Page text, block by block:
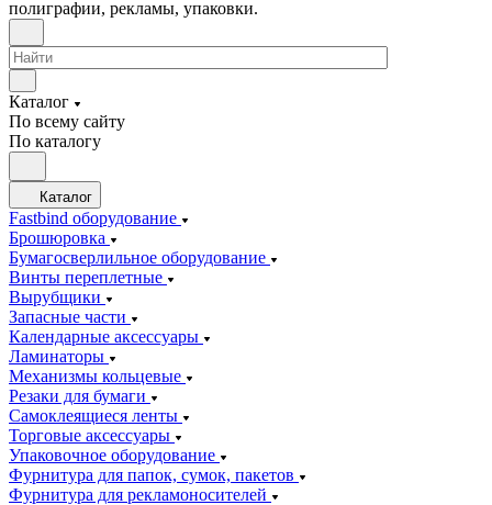
полиграфии, рекламы, упаковки.
Каталог
По всему сайту
По каталогу
Каталог
Fastbind оборудование
Брошюровка
Бумагосверлильное оборудование
Винты переплетные
Вырубщики
Запасные части
Календарные аксессуары
Ламинаторы
Механизмы кольцевые
Резаки для бумаги
Самоклеящиеся ленты
Торговые аксессуары
Упаковочное оборудование
Фурнитура для папок, сумок, пакетов
Фурнитура для рекламоносителей